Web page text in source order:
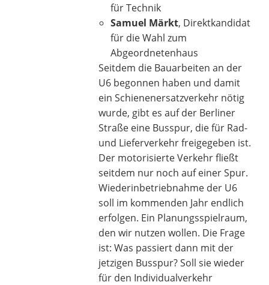
für Technik
Samuel Märkt, Direktkandidat
für die Wahl zum
Abgeordnetenhaus
Seitdem die Bauarbeiten an der
U6 begonnen haben und damit
ein Schienenersatzverkehr nötig
wurde, gibt es auf der Berliner
Straße eine Busspur, die für Rad-
und Lieferverkehr freigegeben ist.
Der motorisierte Verkehr fließt
seitdem nur noch auf einer Spur.
Wiederinbetriebnahme der U6
soll im kommenden Jahr endlich
erfolgen. Ein Planungsspielraum,
den wir nutzen wollen. Die Frage
ist: Was passiert dann mit der
jetzigen Busspur? Soll sie wieder
für den Individualverkehr